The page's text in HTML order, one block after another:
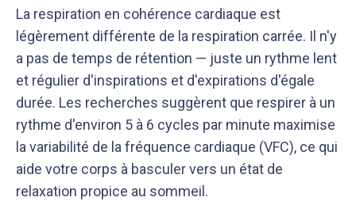
La respiration en cohérence cardiaque est
légèrement différente de la respiration carrée. Il n'y
a pas de temps de rétention — juste un rythme lent
et régulier d'inspirations et d'expirations d'égale
durée. Les recherches suggèrent que respirer à un
rythme d'environ 5 à 6 cycles par minute maximise
la variabilité de la fréquence cardiaque (VFC), ce qui
aide votre corps à basculer vers un état de
relaxation propice au sommeil.